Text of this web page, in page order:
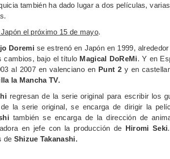
también ha dado lugar a dos películas,
el próximo 15 de mayo.
Doremi se estrenó en Japón en 1999,
cambios, bajo el título Magical DoReMi. Y en
al 2007 en valenciano en Punt 2 y en
la Mancha TV.
regresan de la serie original para escribir los
la serie original, se encarga de dirigir la
también se encarga de la dirección de
en jefe con la producción de Hiromi Seki
de Shizue Takanashi.